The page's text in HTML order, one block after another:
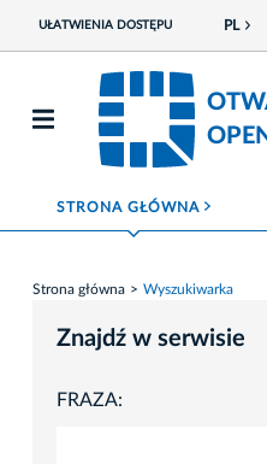
UŁATWIENIA DOSTĘPU PL
STRONA GŁÓWNA ROZWIŃ MENU
Strona główna Wyszukiwarka
Znajdź w serwisie
FRAZA: